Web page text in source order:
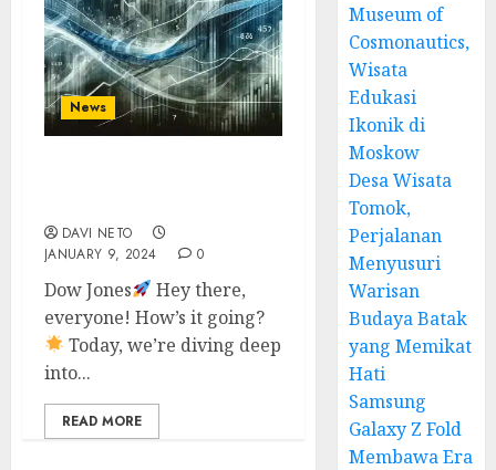
News
DAVI NETO
JANUARY 9, 2024
0
Dow Jones
Hey there,
everyone! How’s it going?
Today, we’re diving deep
into...
READ MORE
Museum of
Cosmonautics,
Wisata
Edukasi
Ikonik di
Moskow
Desa Wisata
Tomok,
Perjalanan
Menyusuri
Warisan
Budaya Batak
yang Memikat
Hati
Samsung
Galaxy Z Fold
Membawa Era